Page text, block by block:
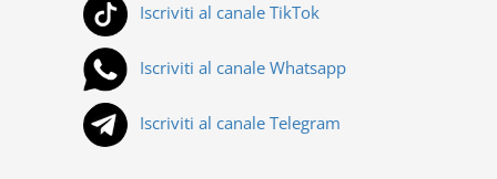
Iscriviti al canale TikTok
Iscriviti al canale Whatsapp
Iscriviti al canale Telegram